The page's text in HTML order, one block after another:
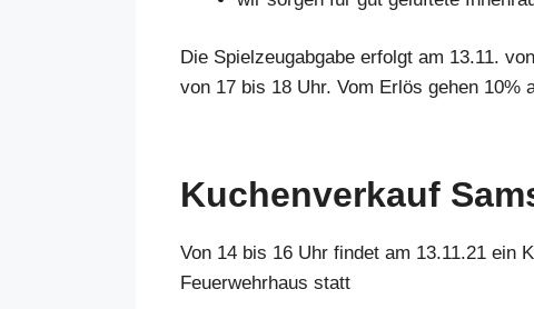
Die Spielzeugabgabe erfolgt am 13.11.
von 17 bis 18 Uhr. Vom Erlös gehen 10%
Kuchenverkauf
Von 14 bis 16 Uhr findet am 13.11.21 ein
Feuerwehrhaus statt